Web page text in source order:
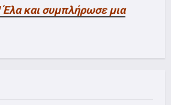
και συμπλήρωσε μια